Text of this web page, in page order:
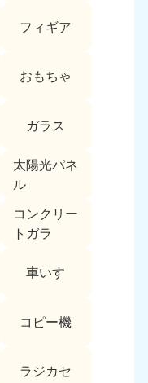
フィギア
おもちゃ
ガラス
太陽光パネ
ル
コンクリー
トガラ
車いす
コピー機
ラジカセ
三重県
1881-5254
19:00 年中無休
山口県
1880-9900
19:00 年中無休